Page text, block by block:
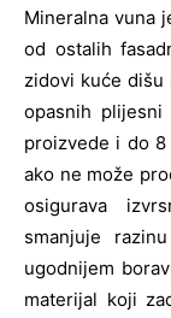
Mineralna vuna
od ostalih
zidovi kuće
opasnih
proizvede i do
ako ne može
osigurava
smanjuje
ugodnijem
materijal koji